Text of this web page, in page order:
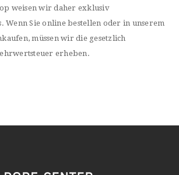
weisen wir daher exklusiv
Wenn Sie online bestellen oder in unserem
müssen wir die gesetzlich
erheben.